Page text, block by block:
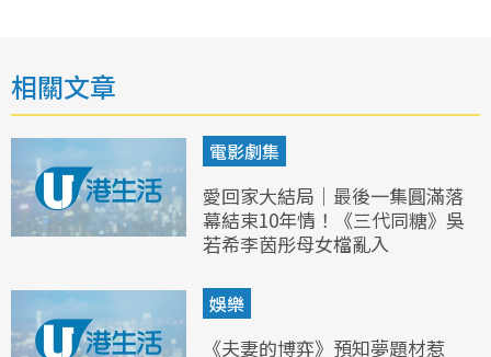
相關文章
電影劇集
愛回家大結局｜最後一集圓滿落
幕結束10年情！《三代同糖》吳
若希李茵彤母女檔亂入
娛樂
《夫妻的博弈》預知夢題材惹